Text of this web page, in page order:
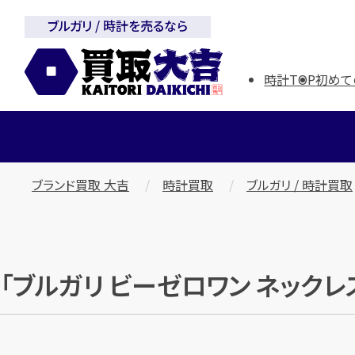
ブルガリ / 時計を売るなら
時計TOP初め
ブランド買取 大吉 時計買取 ブルガリ / 時計買取
「ブルガリ ビーゼロワン ネッ